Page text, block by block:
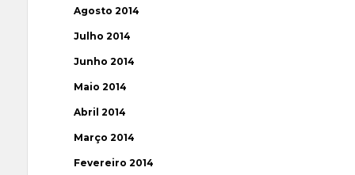
Agosto 2014
Julho 2014
Junho 2014
Maio 2014
Abril 2014
Março 2014
Fevereiro 2014